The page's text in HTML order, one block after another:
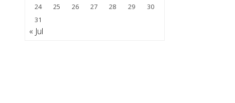
24
25 26 27 28 29
30
31
« Jul